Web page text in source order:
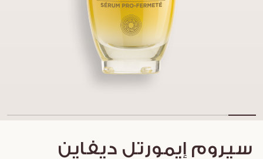
سيروم إيمورتل ديفاين